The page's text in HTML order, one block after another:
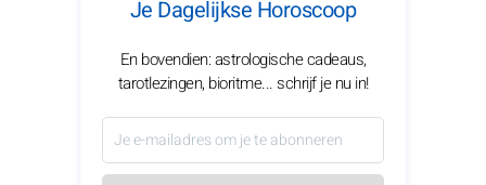
Je Dagelijkse Horoscoop
En bovendien: astrologische cadeaus,
tarotlezingen, bioritme... schrijf je nu in!